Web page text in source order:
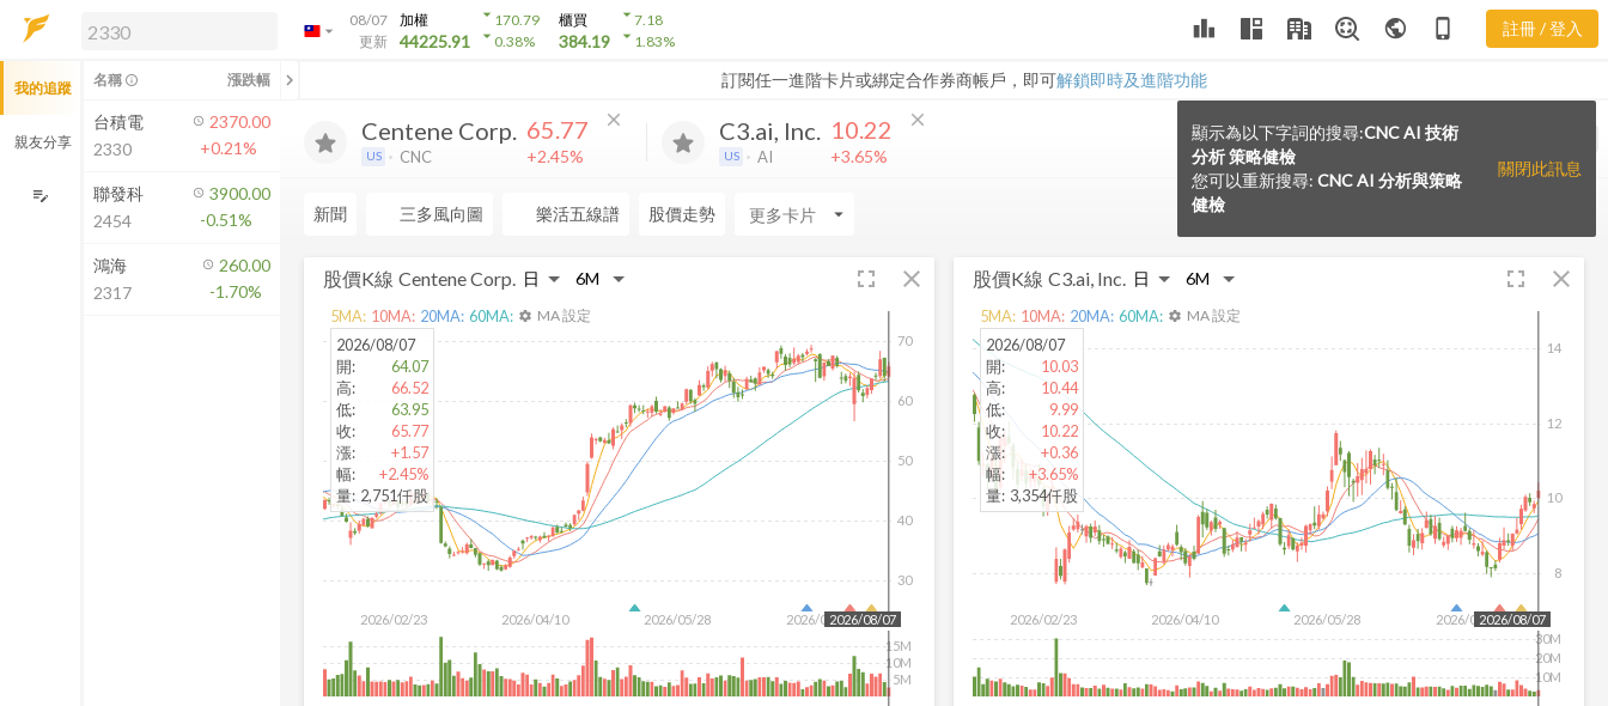
arrow_drop_down
08/07
更新
加權
44225.91
arrow_drop_down170.79
arrow_drop_down0.38%
櫃買
384.19
arrow_drop_down7.18
arrow_drop_down1.83% leaderboard public phone_iphone 註冊 / 登入
訂閱任一進階卡片或綁定合作券商帳戶，即可解鎖即時及進階功能
解鎖即時行情及進階功能
方案」，即可解鎖以下功能：
即時行情
即時市況與排行
成交金額熱力圖
前往方案訂閱
如何綁定合作券商
顯示為以下字詞的搜尋:CNC AI 技術
分析 策略健檢
您可以重新搜尋: CNC AI 分析與策略
健檢
關閉此訊息
Centene Corp.
US CNC
65.77
+2.45%
close C3.ai, Inc.
US AI
10.22
+3.65%
close
新聞 三多風向圖 樂活五線譜 股價走勢 arrow_drop_down
股價K線 Centene Corp. fullscreen close
2026/02/23 2026/04/10 2026/05/28 2026/07/16
30
40
50
60
70
2026/08/07
5M
10M
15M
2026/08/07
開:
64.07
高:
66.52
低:
63.95
收:
65.77
漲:
+1.57
幅:
+2.45%
量: 2,751仟股
5MA: 10MA: 20MA: 60MA: settings MA 設定
股價K線 C3.ai, Inc. fullscreen close
2026/02/23 2026/04/10 2026/05/28 2026/07/16
8
10
12
14
2026/08/07
10M
20M
30M
2026/08/07
開:
10.03
高:
10.44
低:
9.99
收:
10.22
漲:
+0.36
幅:
+3.65%
量: 3,354仟股
5MA: 10MA: 20MA: 60MA: settings MA 設定
我的追蹤
親友分享
edit_note
名稱 info_outline 漲跌幅 chevron_left
台積電
2330
2370.00
+0.21%
聯發科
2454
3900.00
-0.51%
鴻海
2317
260.00
-1.70%